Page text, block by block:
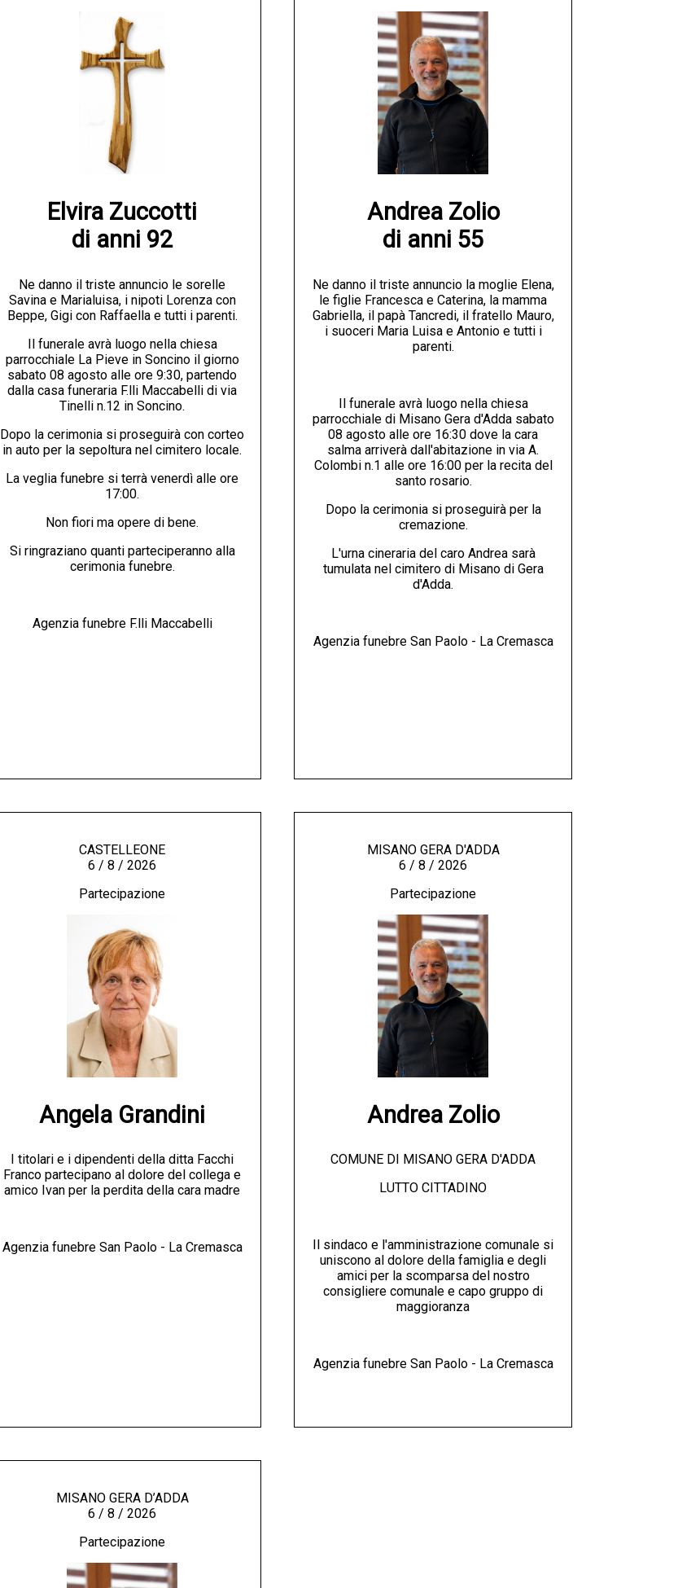
Elvira Zuccotti
di anni 92
Ne danno il triste annuncio le sorelle
Savina e Marialuisa, i nipoti Lorenza con
Beppe, Gigi con Raffaella e tutti i parenti.
Il funerale avrà luogo nella chiesa
parrocchiale La Pieve in Soncino il giorno
sabato 08 agosto alle ore 9:30, partendo
dalla casa funeraria F.lli Maccabelli di via
Tinelli n.12 in Soncino.
Dopo la cerimonia si proseguirà con corteo
in auto per la sepoltura nel cimitero locale.
La veglia funebre si terrà venerdì alle ore
17:00.
Non fiori ma opere di bene.
Si ringraziano quanti parteciperanno alla
cerimonia funebre.
Agenzia funebre F.lli Maccabelli
Andrea Zolio
di anni 55
Ne danno il triste annuncio la moglie Elena,
le figlie Francesca e Caterina, la mamma
Gabriella, il papà Tancredi, il fratello Mauro,
i suoceri Maria Luisa e Antonio e tutti i
parenti.
Il funerale avrà luogo nella chiesa
parrocchiale di Misano Gera d'Adda sabato
08 agosto alle ore 16:30 dove la cara
salma arriverà dall'abitazione in via A.
Colombi n.1 alle ore 16:00 per la recita del
santo rosario.
Dopo la cerimonia si proseguirà per la
cremazione.
L'urna cineraria del caro Andrea sarà
tumulata nel cimitero di Misano di Gera
d'Adda.
Agenzia funebre San Paolo - La Cremasca
CASTELLEONE
6 / 8 / 2026
Partecipazione
Angela Grandini
I titolari e i dipendenti della ditta Facchi
Franco partecipano al dolore del collega e
amico Ivan per la perdita della cara madre
Agenzia funebre San Paolo - La Cremasca
MISANO GERA D'ADDA
6 / 8 / 2026
Partecipazione
Andrea Zolio
COMUNE DI MISANO GERA D'ADDA
LUTTO CITTADINO
Il sindaco e l'amministrazione comunale si
uniscono al dolore della famiglia e degli
amici per la scomparsa del nostro
consigliere comunale e capo gruppo di
maggioranza
Agenzia funebre San Paolo - La Cremasca
MISANO GERA D’ADDA
6 / 8 / 2026
Partecipazione